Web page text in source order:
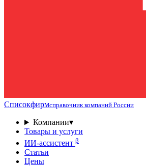
Списокфирмсправочник компаний России
Компании▾
Товары и услуги
ИИ-ассистент β
Статьи
Цены